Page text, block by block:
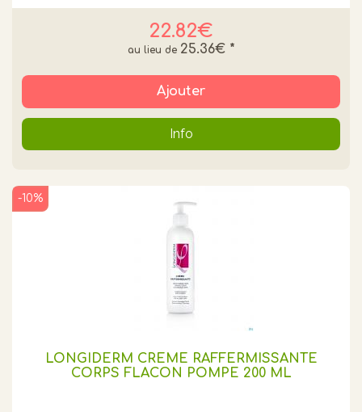
22.82€
25.36€ *
Ajouter
Info
LONGIDERM CRÈME RAFFERMISSANTE
CORPS FLACON POMPE 200 ML
-10%